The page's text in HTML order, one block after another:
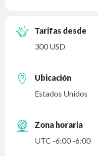
Tarifas desde
300 USD
Ubicación
Estados Unidos
Zona horaria
UTC -6:00 -6:00